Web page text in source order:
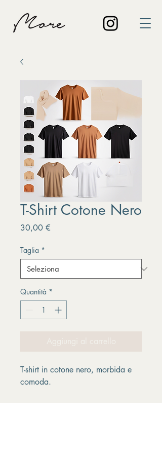
T-Shirt Cotone Nero
30,00 €
Taglia *
Quantità *
T-shirt in cotone nero, morbida e
comoda.